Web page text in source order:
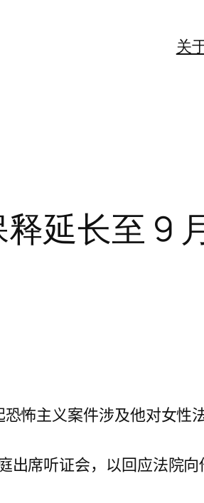
关
延长至 9
怖主义案件涉及他对女性
出席听证会，以回应法院